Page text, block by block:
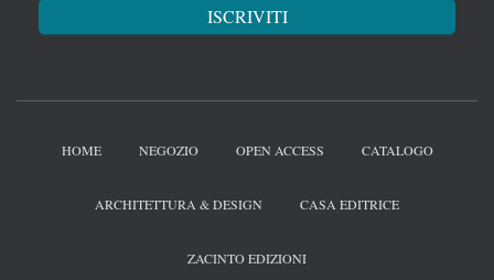
HOME NEGOZIO OPEN ACCESS CATALOGO
ARCHITETTURA & DESIGN CASA EDITRICE
ZACINTO EDIZIONI